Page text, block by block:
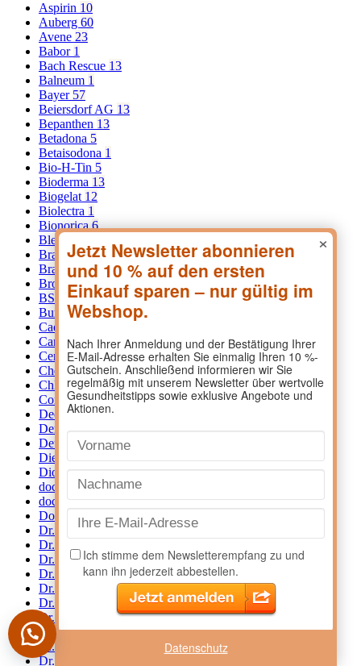
Aspirin 10
Auberg 60
Avene 23
Babor 1
Bach Rescue 13
Balneum 1
Bayer 57
Beiersdorf AG 13
Bepanthen 13
Betadona 5
Betaisodona 1
Bio-H-Tin 5
Bioderma 13
Biogelat 12
Biolectra 1
Bionorica6
Blephacura
Braderm1
Brady C. KG 1
Bronchostop
BSN Medical Medizinprodukte GmbH 5
Burgerstein1
Caesaro
Canesten8
CeraVe16
Cheplapharm1
Chlorhexamed5
Compeed7
Declaré1
Dermifant1
Deumavan2
Diepharmex Laboratoires2
Diosapharm1
doc
doc phytolabor1
Dolomia
Dr. Böhm 60
Dr. C. Soldan
Dr. Eberhardt8
Dr. Jacob's Medical GmbH1
Dr. Kade
Dr. Kottas
Dr. Loges
Dr. Peithner4
Dr. Schmidgall
Dr. Schreibers
×
Datenschutz